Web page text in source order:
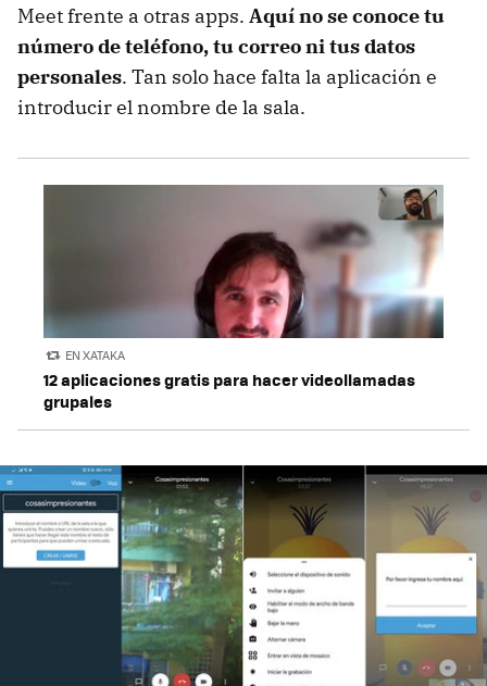
Meet frente a otras apps. Aquí no se conoce tu
número de teléfono, tu correo ni tus datos
personales. Tan solo hace falta la aplicación e
introducir el nombre de la sala.
EN XATAKA
12 aplicaciones gratis para hacer videollamadas
grupales